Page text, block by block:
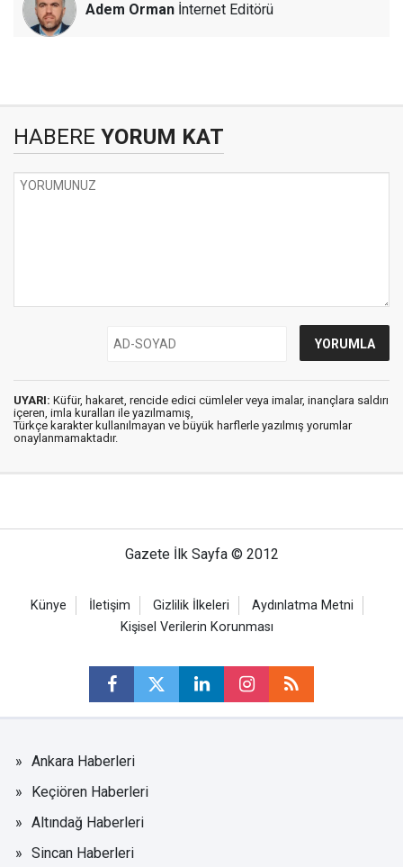
Adem Orman İnternet Editörü
HABERE YORUM KAT
UYARI: Küfür, hakaret, rencide edici cümleler veya imalar, inançlara saldırı
içeren, imla kuralları ile yazılmamış,
Türkçe karakter kullanılmayan ve büyük harflerle yazılmış yorumlar
onaylanmamaktadır.
Gazete İlk Sayfa © 2012
Künye İletişim Gizlilik İlkeleri
Aydınlatma Metni
Kişisel Verilerin Korunması
Ankara Haberleri
Keçiören Haberleri
Altındağ Haberleri
Sincan Haberleri